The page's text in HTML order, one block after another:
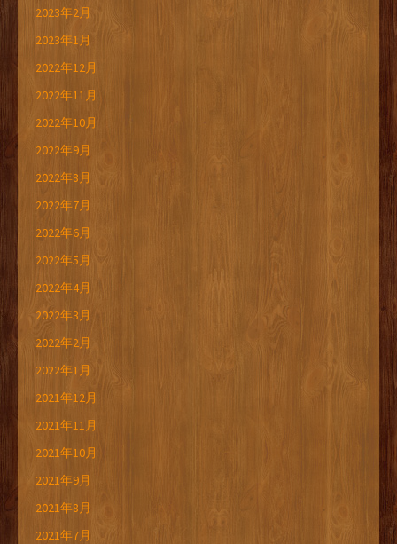
2023年2月
2023年1月
2022年12月
2022年11月
2022年10月
2022年9月
2022年8月
2022年7月
2022年6月
2022年5月
2022年4月
2022年3月
2022年2月
2022年1月
2021年12月
2021年11月
2021年10月
2021年9月
2021年8月
2021年7月